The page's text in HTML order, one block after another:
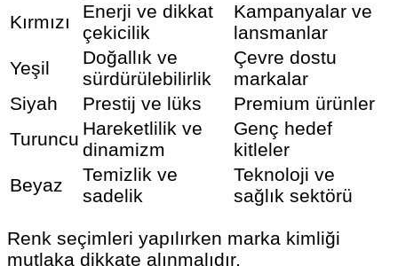
Kırmızı
Enerji ve dikkat
çekicilik
Kampanyalar ve
lansmanlar
Yeşil
Doğallık ve
sürdürülebilirlik
Çevre dostu
markalar
Siyah
Prestij ve lüks
Premium ürünler
Turuncu
Hareketlilik ve
dinamizm
Genç hedef
kitleler
Beyaz
Temizlik ve
sadelik
Teknoloji ve
sağlık sektörü
Renk seçimleri yapılırken marka kimliği
mutlaka dikkate alınmalıdır.